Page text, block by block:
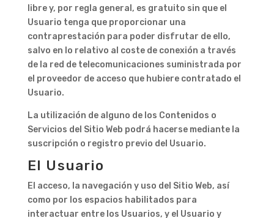
libre y, por regla general, es gratuito sin que el
Usuario tenga que proporcionar una
contraprestación para poder disfrutar de ello,
salvo en lo relativo al coste de conexión a través
de la red de telecomunicaciones suministrada por
el proveedor de acceso que hubiere contratado el
Usuario.
La utilización de alguno de los Contenidos o
Servicios del Sitio Web podrá hacerse mediante la
suscripción o registro previo del Usuario.
El Usuario
El acceso, la navegación y uso del Sitio Web, así
como por los espacios habilitados para
interactuar entre los Usuarios, y el Usuario y